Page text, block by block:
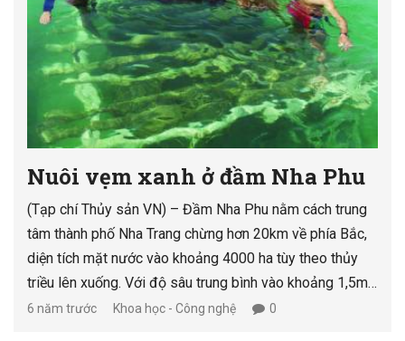
Nuôi vẹm xanh ở đầm Nha Phu
(Tạp chí Thủy sản VN) – Đầm Nha Phu nằm cách trung
tâm thành phố Nha Trang chừng hơn 20km về phía Bắc,
diện tích mặt nước vào khoảng 4000 ha tùy theo thủy
triều lên xuống. Với độ sâu trung bình vào khoảng 1,5m
và được cung cấp nước ngọt bởi nhiều con sông như
6 năm trước Khoa học - Công nghệ 0